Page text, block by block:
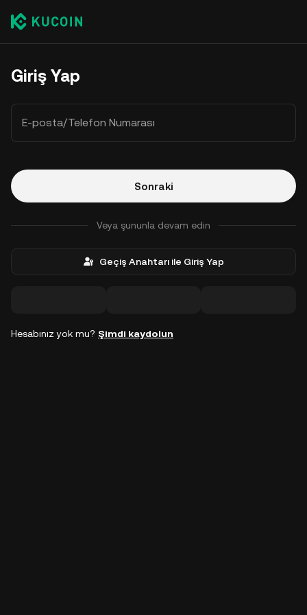
Giriş Yap
E-posta/Telefon Numarası
Sonraki
Veya şununla devam edin
Geçiş Anahtarı ile Giriş Yap
Hesabınız yok mu? Şimdi kaydolun